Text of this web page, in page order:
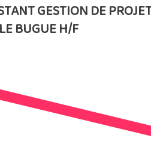
GESTION DE
BUGUE H/F